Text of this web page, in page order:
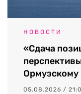
НОВОСТИ
«Сдача
Ормузскому
05.08.2026 /